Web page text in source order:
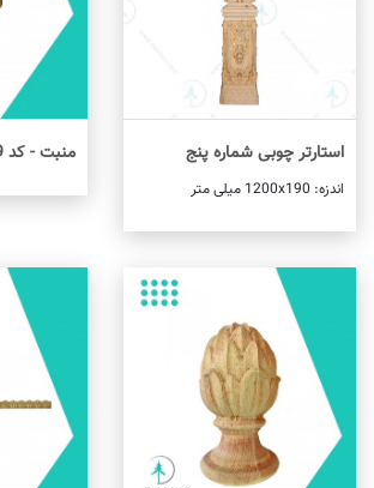
استارتر چوبی شماره پنج
اندزه: 1200x190 میلی متر
اطلاعات بیشتر
منبت - کد 009